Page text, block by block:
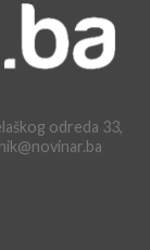
odreda 33,